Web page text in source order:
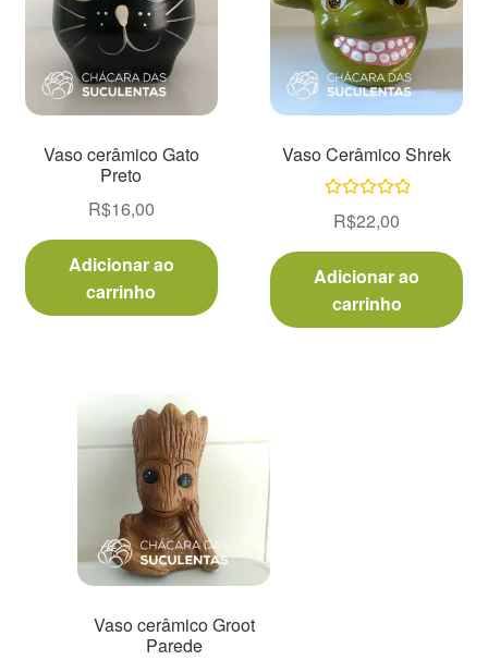
Vaso Cerâmico Shrek
5.00
de 5
R$22,00
Adicionar ao
carrinho
Vaso cerâmico Gato
Preto
R$16,00
Adicionar ao
carrinho
Vaso cerâmico Groot
Parede